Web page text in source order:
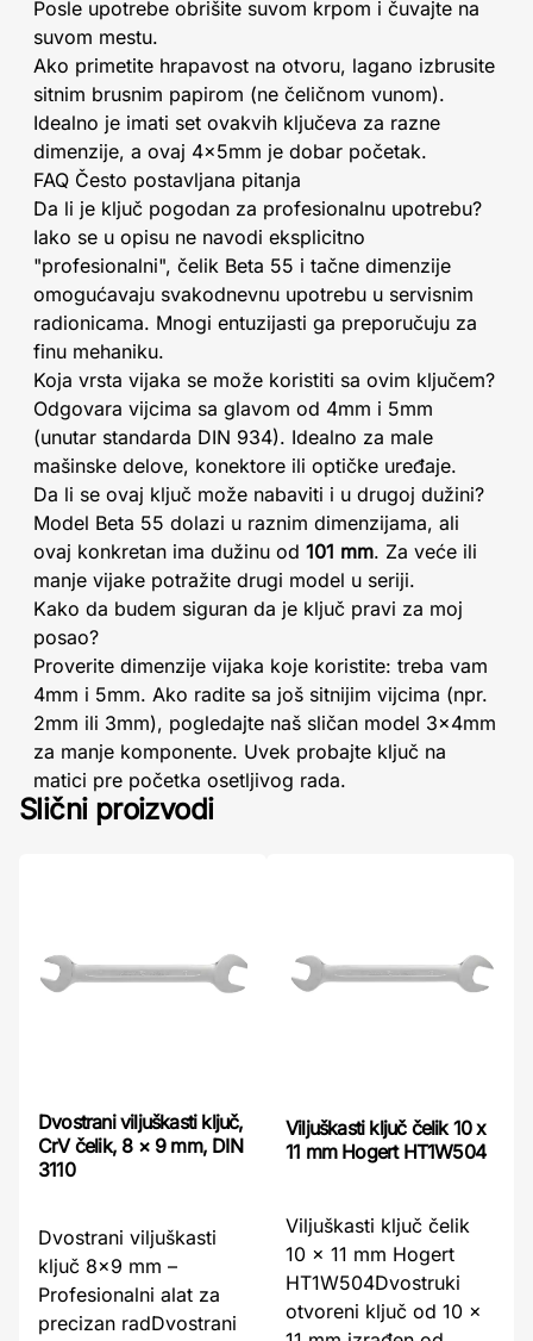
Posle upotrebe obrišite suvom krpom i čuvajte na
suvom mestu.
Ako primetite hrapavost na otvoru, lagano izbrusite
sitnim brusnim papirom (ne čeličnom vunom).
Idealno je imati set ovakvih ključeva za razne
dimenzije, a ovaj 4x5mm je dobar početak.
FAQ Često postavljana pitanja
Da li je ključ pogodan za profesionalnu upotrebu?
Iako se u opisu ne navodi eksplicitno
"profesionalni", čelik Beta 55 i tačne dimenzije
omogućavaju svakodnevnu upotrebu u servisnim
radionicama. Mnogi entuzijasti ga preporučuju za
finu mehaniku.
Koja vrsta vijaka se može koristiti sa ovim ključem?
Odgovara vijcima sa glavom od 4mm i 5mm
(unutar standarda DIN 934). Idealno za male
mašinske delove, konektore ili optičke uređaje.
Da li se ovaj ključ može nabaviti i u drugoj dužini?
Model Beta 55 dolazi u raznim dimenzijama, ali
ovaj konkretan ima dužinu od 101 mm. Za veće ili
manje vijake potražite drugi model u seriji.
Kako da budem siguran da je ključ pravi za moj
posao?
Proverite dimenzije vijaka koje koristite: treba vam
4mm i 5mm. Ako radite sa još sitnijim vijcima (npr.
2mm ili 3mm), pogledajte naš sličan model 3x4mm
za manje komponente. Uvek probajte ključ na
matici pre početka osetljivog rada.
Slični proizvodi
Dvostrani viljuškasti ključ,
CrV čelik, 8 × 9 mm, DIN
3110
Dvostrani viljuškasti
ključ 8x9 mm –
Profesionalni alat za
precizan radDvostrani
Viljuškasti ključ čelik 10 x
11 mm Hogert HT1W504
Viljuškasti ključ čelik
10 x 11 mm Hogert
HT1W504Dvostruki
otvoreni ključ od 10 x